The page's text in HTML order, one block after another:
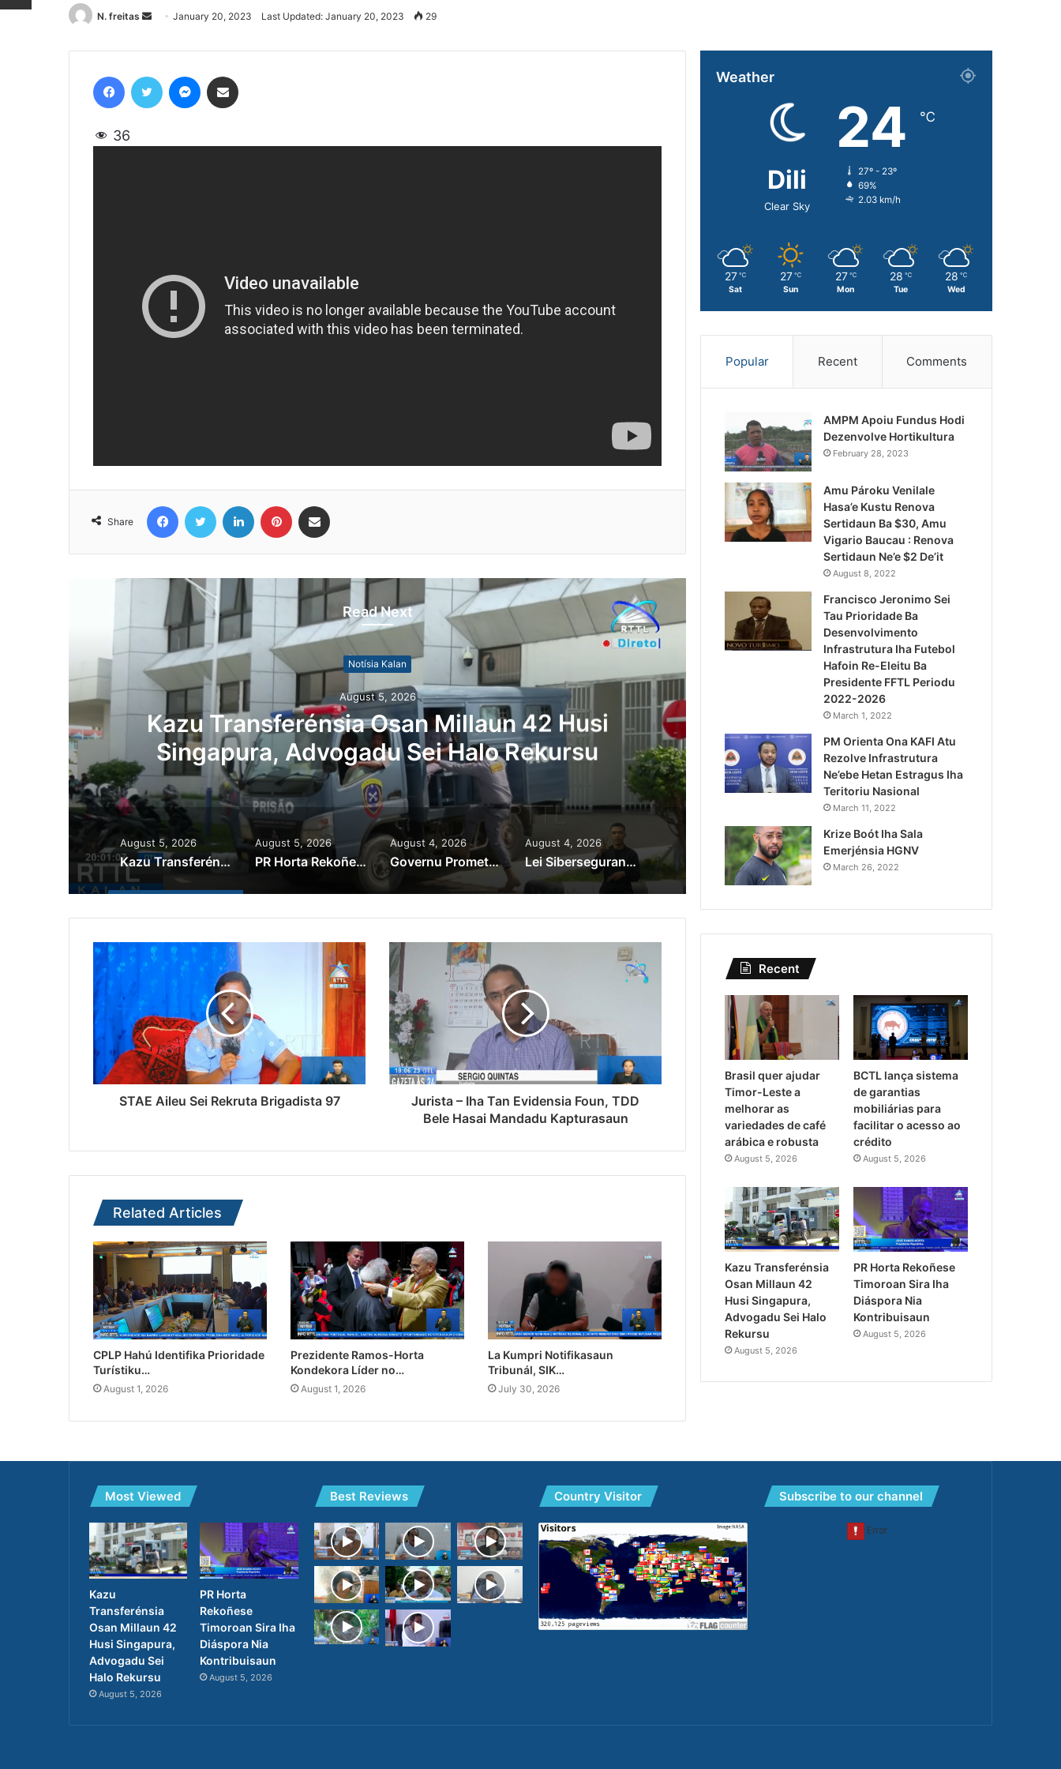
N. freitas
Send
email
January 20, 2023 Last Updated: January 20, 2023 29
36
Share
Read Next
Notísia Kalan
August 5, 2026
Kazu Transferénsia Osan Millaun 42 Husi
Singapura, Advogadu Sei Halo Rekursu
PR Horta Rekoñese
Nia
August 5, 2026
Kazu Transferénsia Osan Millaun 42 Husi Singapura, Advogadu Sei Halo Rekursu
August 5, 2026
PR Horta Rekoñese Timoroan Sira Iha Diáspora Nia Kontribuisaun
August 4, 2026
Governu Promete Tau Prioridade ba Setór Minerais no Setór Produtivu
August 4, 2026
Lei Siberseguransa Ajuda Autoridade Polisiál Kaptura Autór Kriminozu ho Paradeiru Iha Estranjeiru
STAE Aileu Sei Rekruta Brigadista 97
Jurista – Iha Tan Evidensia Foun, TDD
Bele Hasai Mandadu Kapturasaun
Related Articles
CPLP Hahú Identifika Prioridade
Turístiku…
August 1, 2026
Prezidente Ramos-Horta
Kondekora Líder no…
August 1, 2026
La Kumpri Notifikasaun
Tribunál, SIK…
July 30, 2026
Weather
Dili
Clear Sky
24 ℃
27º - 23º
69%
2.03 km/h
27 ℃
Sat
27 ℃
Sun
27 ℃
Mon
28 ℃
Tue
28 ℃
Wed
Popular Recent Comments
AMPM Apoiu Fundus Hodi
Dezenvolve Hortikultura
February 28, 2023
Amu Pároku Venilale
Hasa’e Kustu Renova
Sertidaun Ba $30, Amu
Vigario Baucau : Renova
Sertidaun Ne’e $2 De’it
August 8, 2022
Francisco Jeronimo Sei
Tau Prioridade Ba
Desenvolvimento
Infrastrutura Iha Futebol
Hafoin Re-Eleitu Ba
Presidente FFTL Periodu
2022-2026
March 1, 2022
PM Orienta Ona KAFI Atu
Rezolve Infrastrutura
Ne’ebe Hetan Estragus Iha
Teritoriu Nasional
March 11, 2022
Krize Boót Iha Sala
Emerjénsia HGNV
March 26, 2022
Recent
Brasil quer ajudar
Timor-Leste a
melhorar as
variedades de café
arábica e robusta
August 5, 2026
BCTL lança sistema
de garantias
mobiliárias para
facilitar o acesso ao
crédito
August 5, 2026
Kazu Transferénsia
Osan Millaun 42
Husi Singapura,
Advogadu Sei Halo
Rekursu
August 5, 2026
PR Horta Rekoñese
Timoroan Sira Iha
Diáspora Nia
Kontribuisaun
August 5, 2026
Most Viewed
Kazu
Transferénsia
Osan Millaun 42
Husi Singapura,
Advogadu Sei
Halo Rekursu
August 5, 2026
PR Horta
Rekoñese
Timoroan Sira Iha
Diáspora Nia
Kontribuisaun
August 5, 2026
Best Reviews Country Visitor Subscribe to our channel